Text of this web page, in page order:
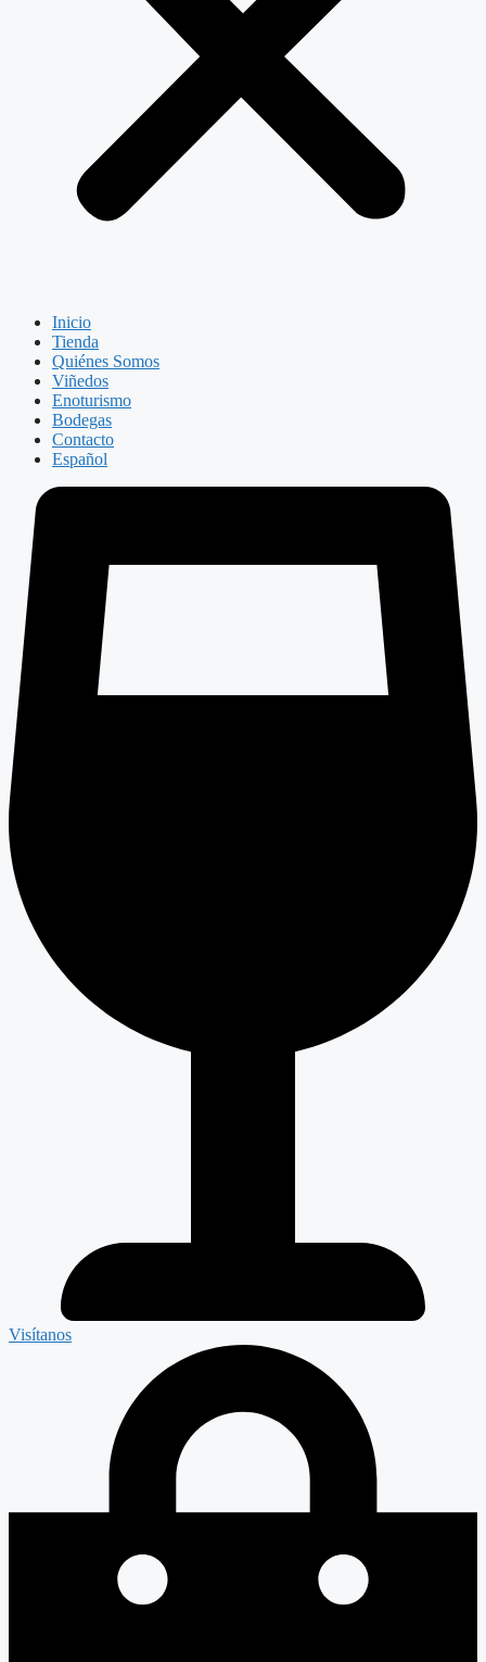
Inicio
Tienda
Quiénes Somos
Viñedos
Enoturismo
Bodegas
Contacto
Español
Visítanos